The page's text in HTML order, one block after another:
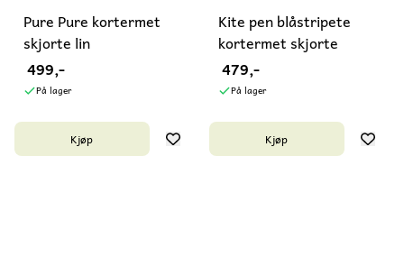
Pure Pure kortermet
skjorte lin
499,-
På lager
Kjøp
Kite pen blåstripete
kortermet skjorte
479,-
På lager
Kjøp